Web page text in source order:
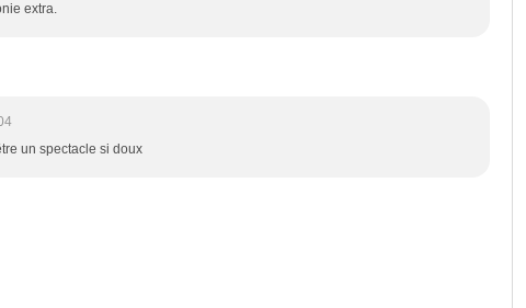
extra.
un spectacle si doux